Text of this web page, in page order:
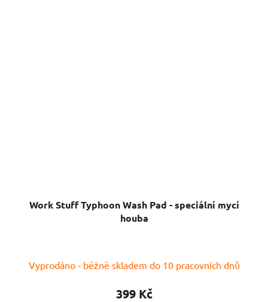
Work Stuff Typhoon Wash Pad - speciální mycí
houba
Vyprodáno - běžně skladem do 10 pracovních dnů
399 Kč